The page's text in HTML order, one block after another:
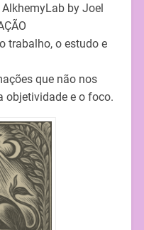
by Joel
trabalho, o estudo e
que não nos
objetividade e o foco.